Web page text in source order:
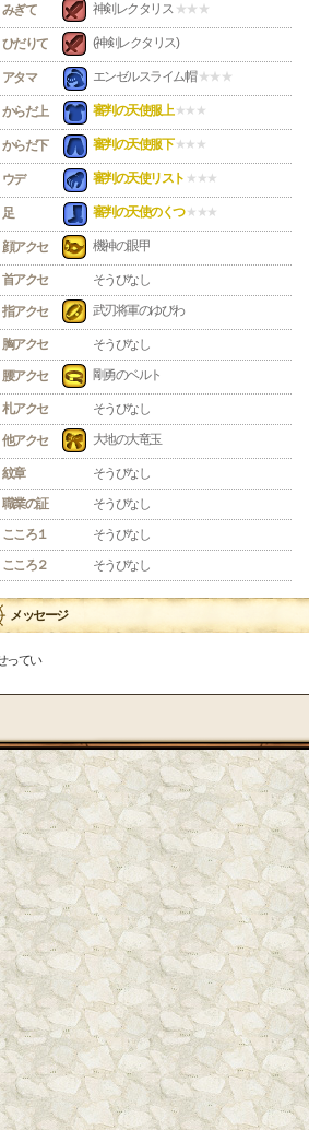
みぎて 神剣レクタリス ★★★
ひだりて (神剣レクタリス)
アタマ エンゼルスライム帽★★★
からだ上 審判の天使服上★★★
からだ下 審判の天使服下★★★
ウデ 審判の天使リスト ★★★
足 審判の天使のくつ★★★
顔アクセ 機神の眼甲
首アクセ そうびなし
指アクセ 武刃将軍のゆびわ
胸アクセ そうびなし
腰アクセ 剛勇のベルト
札アクセ そうびなし
他アクセ 大地の大竜玉
紋章
そうびなし
職業の証
そうびなし
こころ１
そうびなし
こころ２
そうびなし
メッセージ
ってい